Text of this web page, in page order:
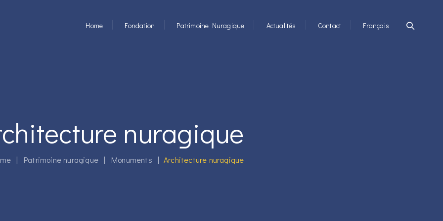
Home Fondation Patrimoine Nuragique Actualités Contact Français
nuragique
| Patrimoine nuragique | Monuments | Architecture nuragique